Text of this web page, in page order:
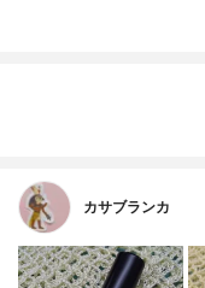
カサブランカ